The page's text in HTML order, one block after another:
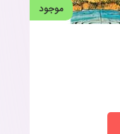
موجود